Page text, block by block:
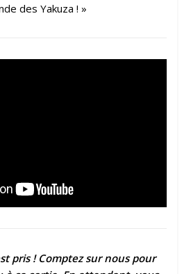
des Yakuza ! »
pris ! Comptez sur nous pour